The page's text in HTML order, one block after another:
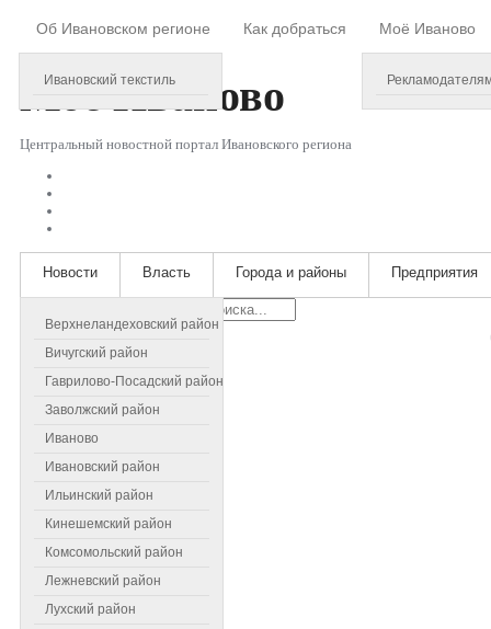
Об Ивановском регионе
Ивановский текстиль
Как добраться Моё Иваново
МоёИваново
Центральный новостной портал Ивановского региона
Новости
Верхнеландеховский район
Вичугский район
Гаврилово-Посадский район
Заволжский район
Иваново
Ивановский район
Ильинский район
Кинешемский район
Комсомольский район
Лежневский район
Лухский район
Власть Города и районы Предприятия